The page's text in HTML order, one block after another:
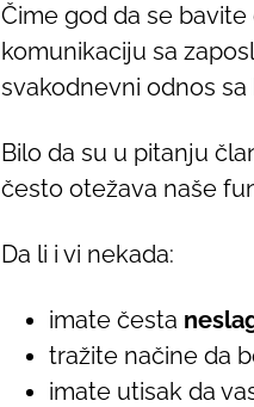
Čime god da se
komunikaciju sa
svakodnevni odnos sa
Bilo da su u pitanju
često otežava naše
Da li i vi nekada:
imate česta
tražite načine da
imate utisak da